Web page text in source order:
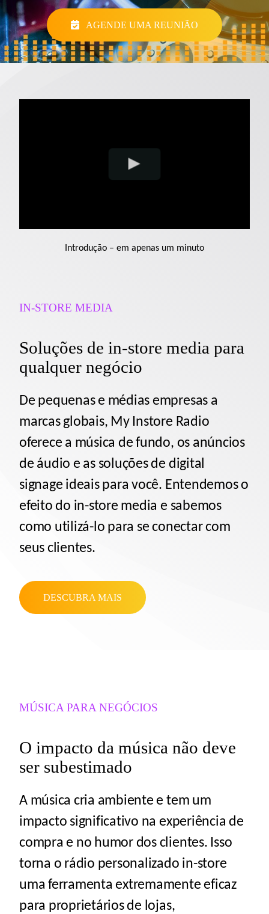
Contato
Suporte
AGENDE UMA REUNIÃO
Introdução – em apenas um minuto
IN-STORE MEDIA
Soluções de in-store media para
qualquer negócio
De pequenas e médias empresas a
marcas globais, My Instore Radio
oferece a música de fundo, os anúncios
de áudio e as soluções de digital
signage ideais para você. Entendemos o
efeito do in-store media e sabemos
como utilizá-lo para se conectar com
seus clientes.
DESCUBRA MAIS
MÚSICA PARA NEGÓCIOS
O impacto da música não deve
ser subestimado
A música cria ambiente e tem um
impacto significativo na experiência de
compra e no humor dos clientes. Isso
torna o rádio personalizado in-store
uma ferramenta extremamente eficaz
para proprietários de lojas,